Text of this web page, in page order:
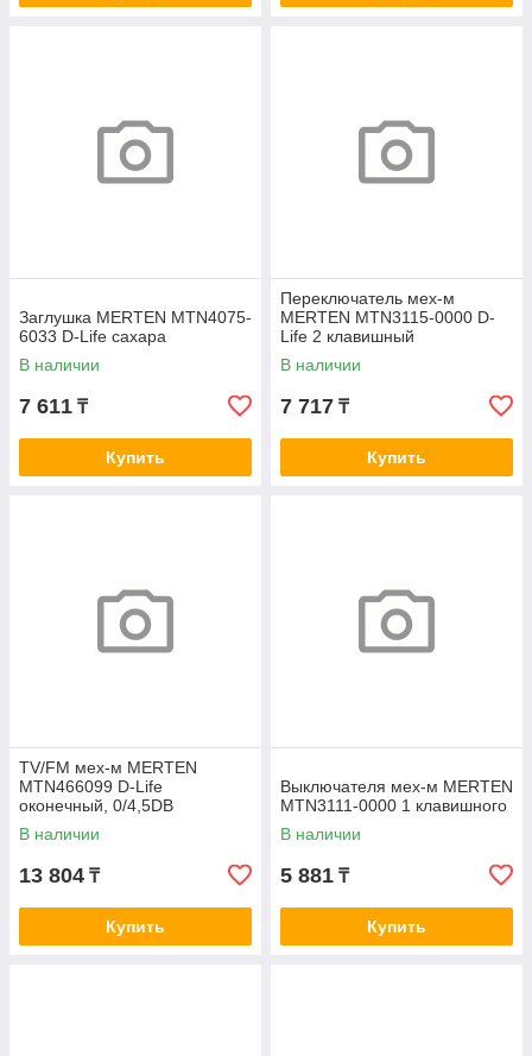
Заглушка MERTEN MTN4075-
6033 D-Life сахара
В наличии
7 611 ₸
Купить
Переключатель мех-м
MERTEN MTN3115-0000 D-
Life 2 клавишный
В наличии
7 717 ₸
Купить
TV/FM мех-м MERTEN
MTN466099 D-Life
оконечный, 0/4,5DB
В наличии
13 804 ₸
Купить
Выключателя мех-м MERTEN
MTN3111-0000 1 клавишного
В наличии
5 881 ₸
Купить